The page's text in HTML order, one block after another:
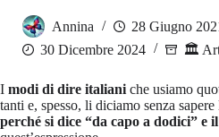
Annina
28 Giugno
30 Dicembre 2024
🏛️
I modi di dire italiani che usiamo
tanti e, spesso, li diciamo senza
perché si dice “da capo a dodici” e